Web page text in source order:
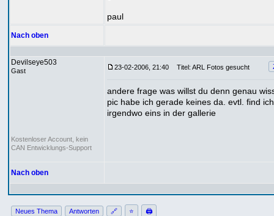
paul
Nach oben
Devilseye503
Gast
Kostenloser Account, kein
CAN Entwicklungs-Support
23-02-2006, 21:40 Titel: ARL Fotos gesucht
andere frage was willst du denn genau
pic habe ich gerade keines da. evtl. find
irgendwo eins in der gallerie
Nach oben
Neues Thema Antworten 🔗 ⭐ 🖨